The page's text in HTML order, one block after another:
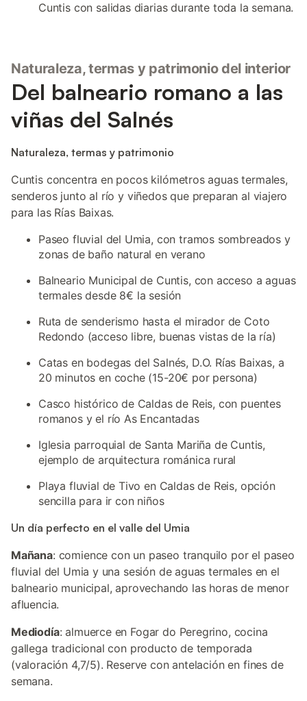
Cuntis con salidas diarias durante toda la semana.
Naturaleza, termas y patrimonio del interior
Del balneario romano a las
viñas del Salnés
Naturaleza, termas y patrimonio
Cuntis concentra en pocos kilómetros aguas termales,
senderos junto al río y viñedos que preparan al viajero
para las Rías Baixas.
Paseo fluvial del Umia, con tramos sombreados y
zonas de baño natural en verano
Balneario Municipal de Cuntis, con acceso a aguas
termales desde 8€ la sesión
Ruta de senderismo hasta el mirador de Coto
Redondo (acceso libre, buenas vistas de la ría)
Catas en bodegas del Salnés, D.O. Rías Baixas, a
20 minutos en coche (15-20€ por persona)
Casco histórico de Caldas de Reis, con puentes
romanos y el río As Encantadas
Iglesia parroquial de Santa Mariña de Cuntis,
ejemplo de arquitectura románica rural
Playa fluvial de Tivo en Caldas de Reis, opción
sencilla para ir con niños
Un día perfecto en el valle del Umia
Mañana: comience con un paseo tranquilo por el paseo
fluvial del Umia y una sesión de aguas termales en el
balneario municipal, aprovechando las horas de menor
afluencia.
Mediodía: almuerce en Fogar do Peregrino, cocina
gallega tradicional con producto de temporada
(valoración 4,7/5). Reserve con antelación en fines de
semana.